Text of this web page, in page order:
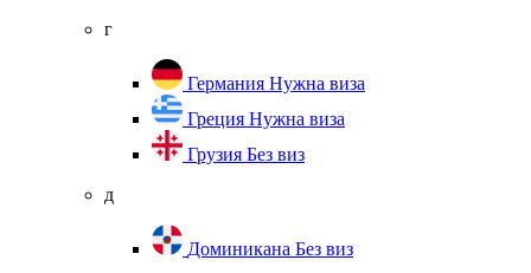
г
Германия Нужна виза
Греция Нужна виза
Грузия Без виз
д
Доминикана Без виз